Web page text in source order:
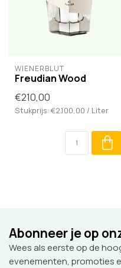
WIENERBLUT
Freudian Wood
€210,00
Stukprijs: €2.100,00 / Liter
Abonneer je op
Wees als eerste op de
evenementen, promoties